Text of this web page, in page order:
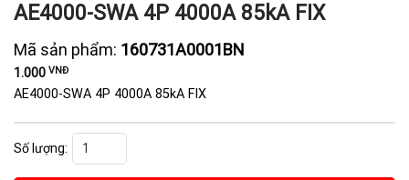
AE4000-SWA 4P 4000A 85kA FIX
Mã sản phẩm: 160731A0001BN
1.000 VNĐ
AE4000-SWA 4P 4000A 85kA FIX
AE4000-SWA 4P 4000A 85kA FIX số lượng